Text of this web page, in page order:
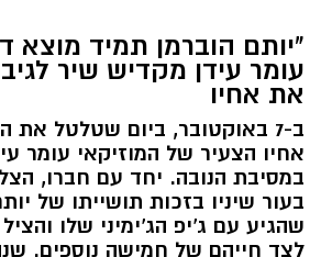
"יותם הוברמן תמיד מוצא
עומר עידן מקדיש שיר
את אחיו
ב-7 באוקטובר, ביום שטלטל את
אחיו הצעיר של המוזיקאי עומר
במסיבת הנובה. יחד עם חברו,
בעור שיניו בזכות תושייתו של
שהגיע עם ג'יפ הג'ימיני שלו
לצד חייהם של חמישה נוספים.